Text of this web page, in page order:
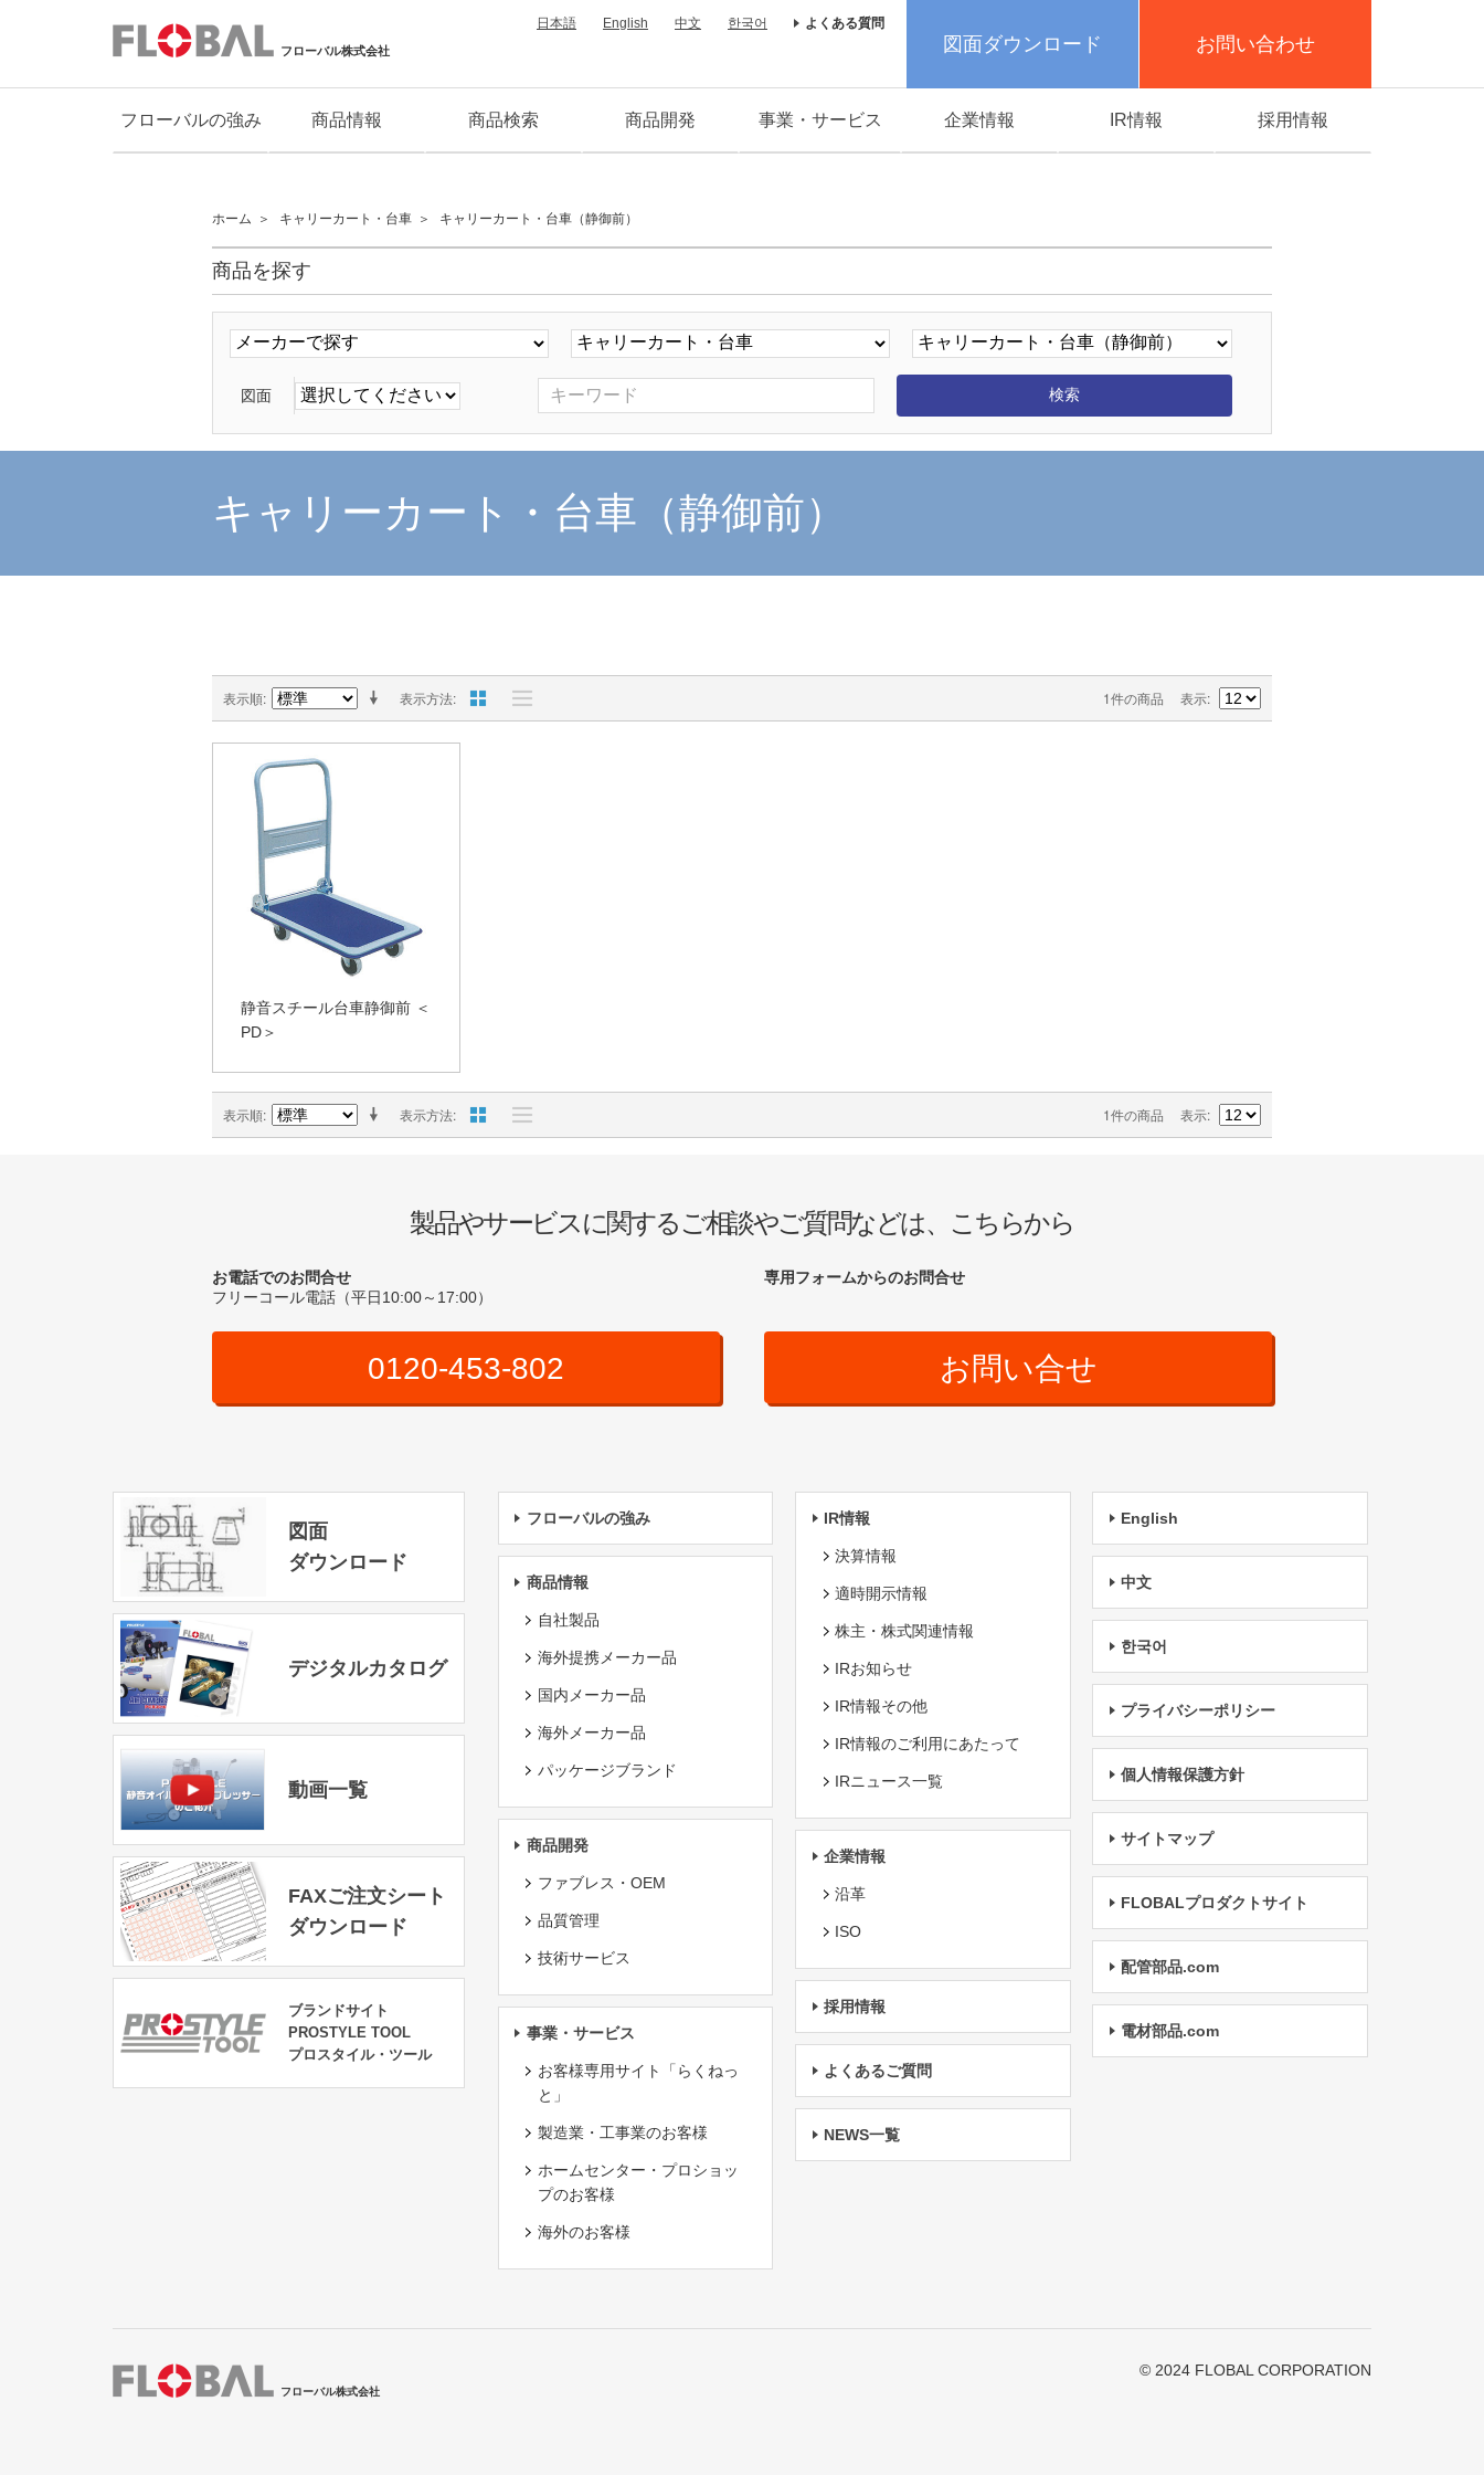
フローバル株式会社
日本語 English 中文 한국어 よくある質問
図面ダウンロード お問い合わせ
フローバルの強み 商品情報 商品検索 商品開発 事業・サービス 企業情報 IR情報 採用情報
ホーム キャリーカート・台車 キャリーカート・台車（静御前）
商品を探す
図面
キャリーカート・台車（静御前）
表示方法
表示順 1件の商品 表示
静音スチール台車静御前 ＜
PD＞
表示方法
表示順 1件の商品 表示
製品やサービスに関するご相談やご質問などは、こちらから
お電話でのお問合せ
フリーコール電話（平日10:00～17:00）
0120-453-802
専用フォームからのお問合せ
お問い合せ
図面
ダウンロード
デジタルカタログ
動画一覧
FAXご注文シート
ダウンロード
ブランドサイト
PROSTYLE TOOL
プロスタイル・ツール
フローバルの強み
商品情報
自社製品
海外提携メーカー品
国内メーカー品
海外メーカー品
パッケージブランド
商品開発
ファブレス・OEM
品質管理
技術サービス
事業・サービス
お客様専用サイト「らくねっ
と」
製造業・工事業のお客様
ホームセンター・プロショッ
プのお客様
海外のお客様
IR情報
決算情報
適時開示情報
株主・株式関連情報
IRお知らせ
IR情報その他
IR情報のご利用にあたって
IRニュース一覧
企業情報
沿革
ISO
採用情報
よくあるご質問
NEWS一覧
English
中文
한국어
プライバシーポリシー
個人情報保護方針
サイトマップ
FLOBALプロダクトサイト
配管部品.com
電材部品.com
フローバル株式会社
© 2024 FLOBAL CORPORATION